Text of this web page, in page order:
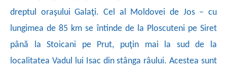
dreptul oraşului Galaţi. Cel al Moldovei de Jos – cu
lungimea de 85 km se întinde de la Ploscuteni pe Siret
până la Stoicani pe Prut, puţin mai la sud de la
localitatea Vadul lui Isac din stânga râului. Acestea sunt